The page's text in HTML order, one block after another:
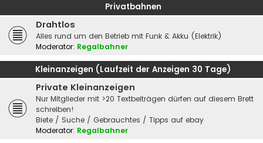
Privatbahnen
Drahtlos
Alles rund um den Betrieb mit Funk & Akku (Elektrik)
Moderator: Regalbahner
Kleinanzeigen (Laufzeit der Anzeigen 30 Tage)
Private Kleinanzeigen
Nur Mitglieder mit >20 Textbeiträgen dürfen auf diesem Brett
schreiben!
Biete / Suche / Gebrauchtes / Tipps auf ebay
Moderator: Regalbahner